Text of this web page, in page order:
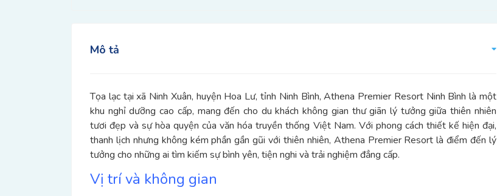
Mô tả
Tọa lạc tại xã Ninh Xuân, huyện Hoa Lư, tỉnh Ninh Bình, Athena Premier Resort Ninh Bình là một
khu nghỉ dưỡng cao cấp, mang đến cho du khách không gian thư giãn lý tưởng giữa thiên nhiên
tươi đẹp và sự hòa quyện của văn hóa truyền thống Việt Nam. Với phong cách thiết kế hiện đại,
thanh lịch nhưng không kém phần gần gũi với thiên nhiên, Athena Premier Resort là điểm đến lý
tưởng cho những ai tìm kiếm sự bình yên, tiện nghi và trải nghiệm đẳng cấp.
Vị trí và không gian